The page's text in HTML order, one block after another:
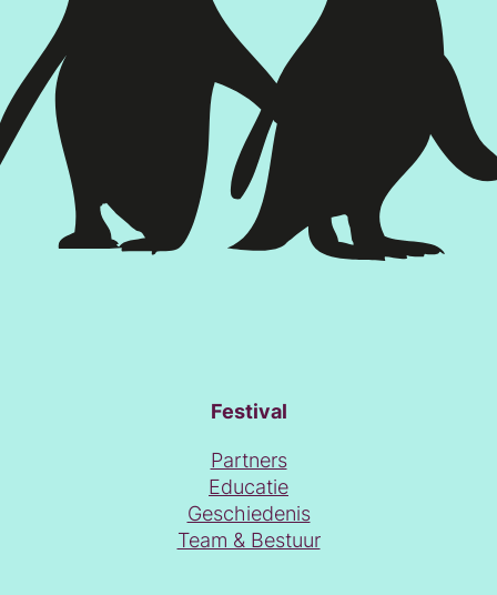
Festival
Partners
Educatie
Geschiedenis
Team & Bestuur